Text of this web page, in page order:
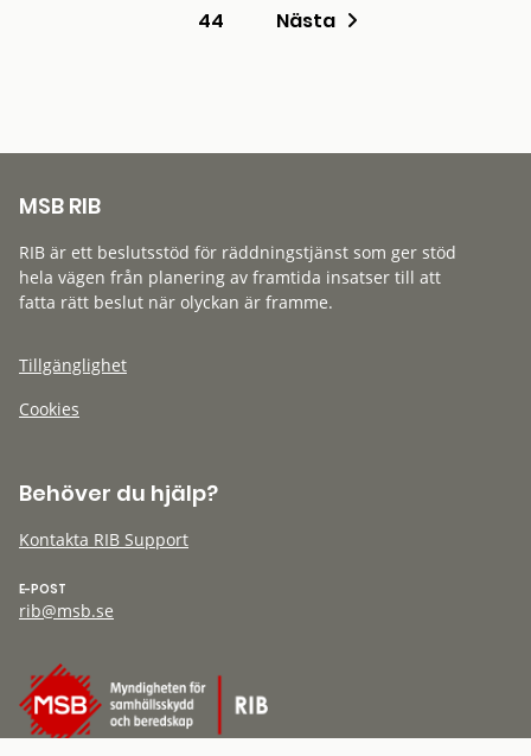
44
Nästa
MSB RIB
RIB är ett beslutsstöd för räddningstjänst som ger stöd
hela vägen från planering av framtida insatser till att
fatta rätt beslut när olyckan är framme.
Tillgänglighet
Cookies
Behöver du hjälp?
Kontakta RIB Support
E-POST
rib@msb.se